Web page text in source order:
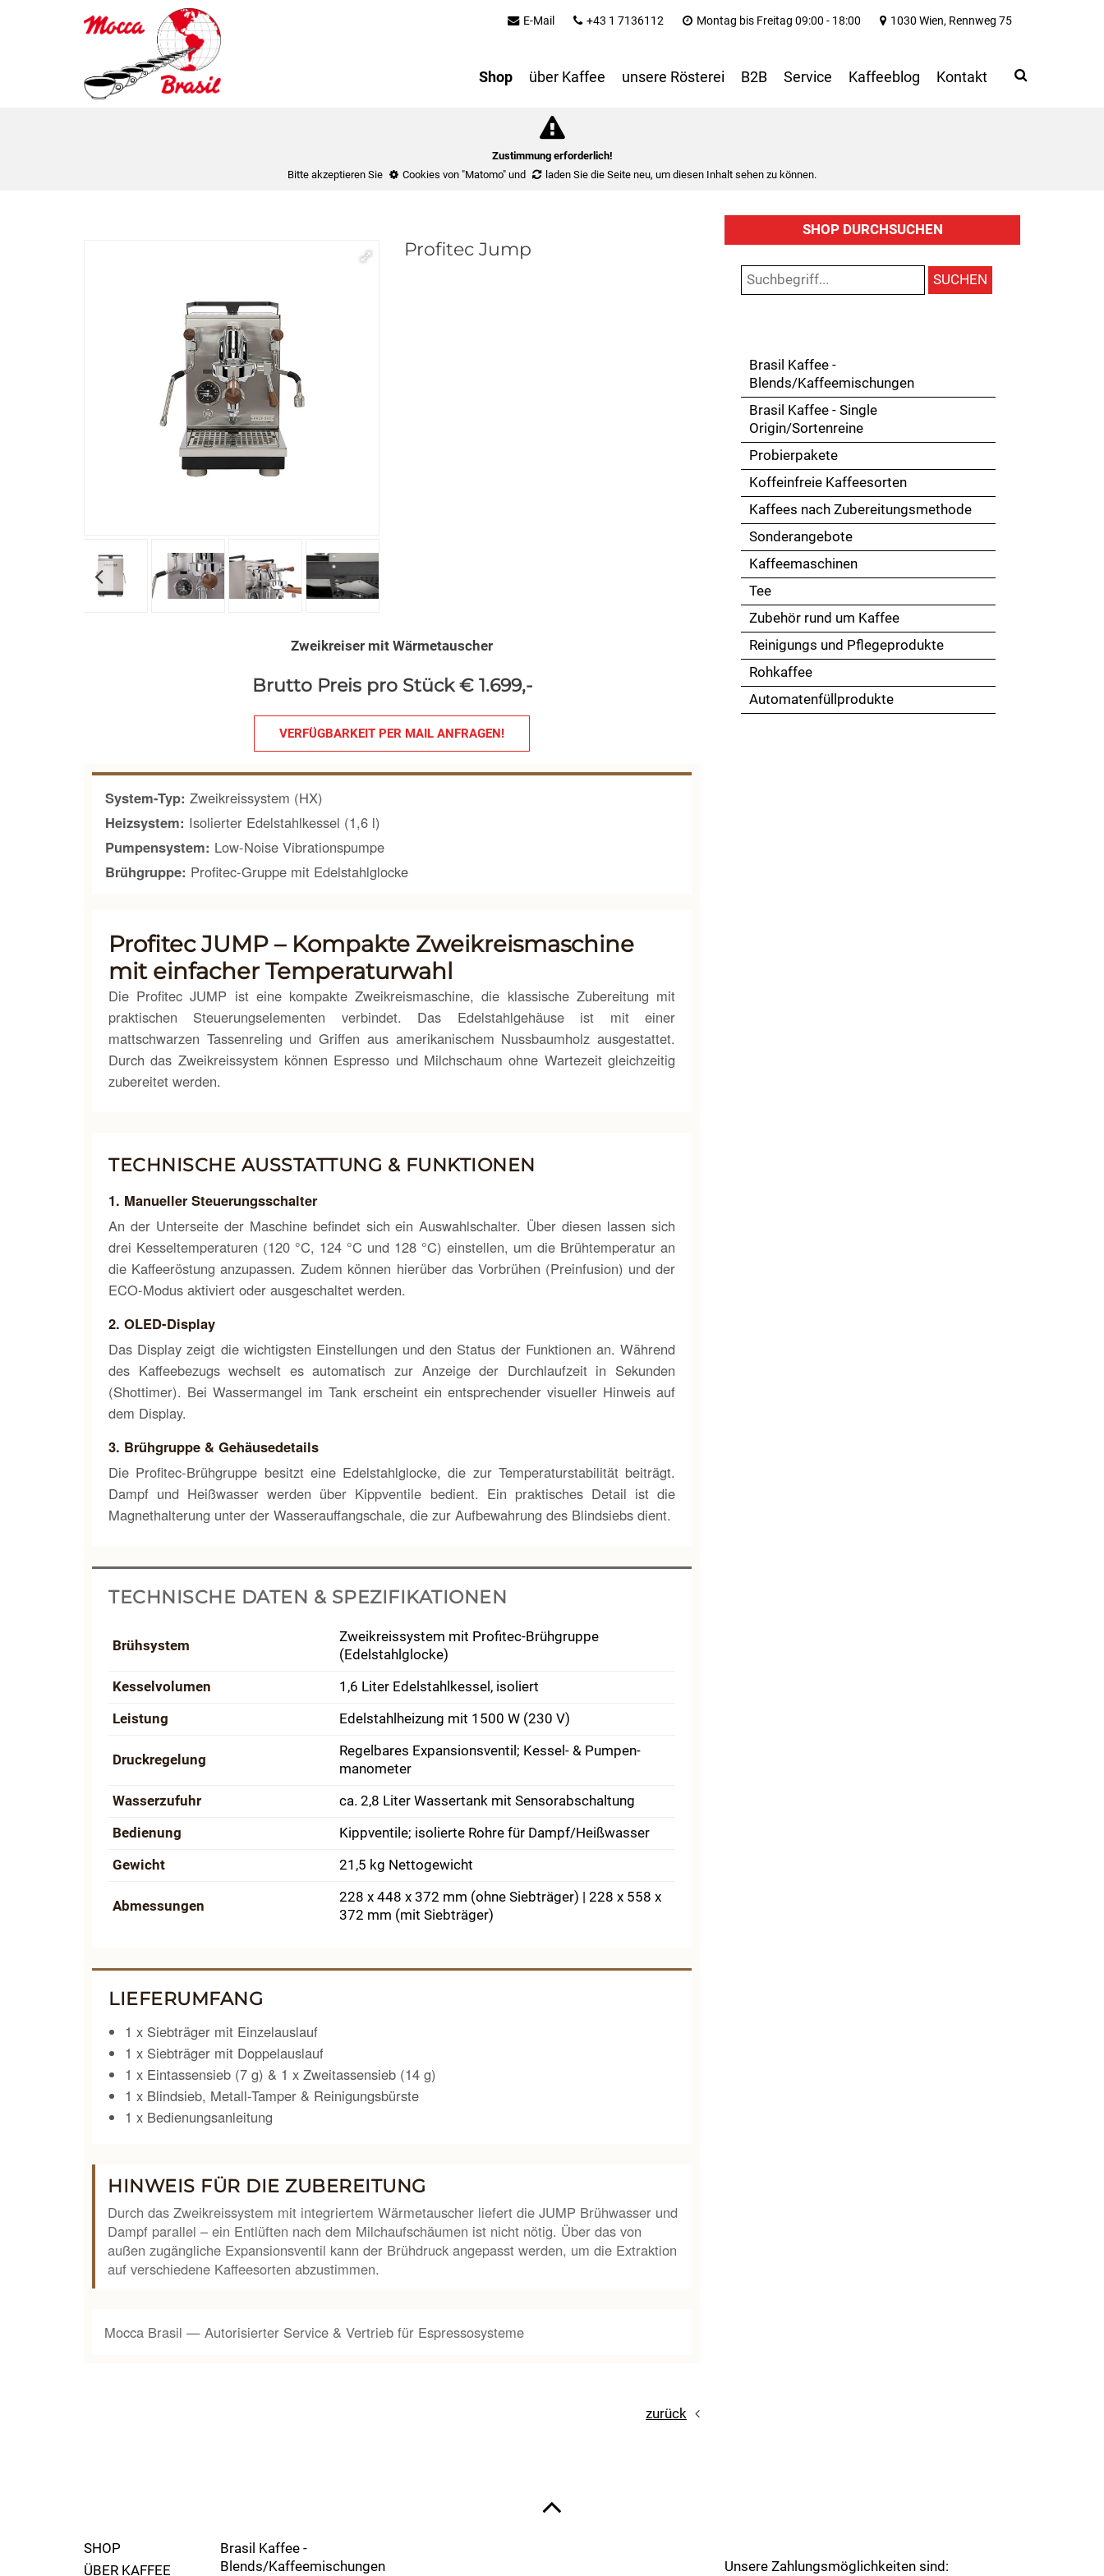
Zustimmung erforderlich!
Bitte akzeptieren Sie
Cookies von "Matomo" und laden Sie die Seite neu, um diesen Inhalt sehen zu können.
E-Mail +43 1 7136112 Montag bis Freitag 09:00 - 18:00 1030 Wien, Rennweg 75
Shop über Kaffee unsere Rösterei B2B Service Kaffeeblog Kontakt Search
Profitec Jump
Zweikreiser mit Wärmetauscher
Brutto Preis pro Stück € 1.699,-
VERFÜGBARKEIT PER MAIL ANFRAGEN!
System-Typ: Zweikreissystem (HX)
Heizsystem: Isolierter Edelstahlkessel (1,6 l)
Pumpensystem: Low-Noise Vibrationspumpe
Brühgruppe: Profitec-Gruppe mit Edelstahlglocke
Profitec JUMP – Kompakte Zweikreismaschine
mit einfacher Temperaturwahl
Die Profitec JUMP ist eine kompakte Zweikreismaschine, die klassische Zubereitung mit
praktischen Steuerungselementen verbindet. Das Edelstahlgehäuse ist mit einer
mattschwarzen Tassenreling und Griffen aus amerikanischem Nussbaumholz ausgestattet.
Durch das Zweikreissystem können Espresso und Milchschaum ohne Wartezeit gleichzeitig
zubereitet werden.
TECHNISCHE AUSSTATTUNG & FUNKTIONEN
1. Manueller Steuerungsschalter
An der Unterseite der Maschine befindet sich ein Auswahlschalter. Über diesen lassen sich
drei Kesseltemperaturen (120 °C, 124 °C und 128 °C) einstellen, um die Brühtemperatur an
die Kaffeeröstung anzupassen. Zudem können hierüber das Vorbrühen (Preinfusion) und der
ECO-Modus aktiviert oder ausgeschaltet werden.
2. OLED-Display
Das Display zeigt die wichtigsten Einstellungen und den Status der Funktionen an. Während
des Kaffeebezugs wechselt es automatisch zur Anzeige der Durchlaufzeit in Sekunden
(Shottimer). Bei Wassermangel im Tank erscheint ein entsprechender visueller Hinweis auf
dem Display.
3. Brühgruppe & Gehäusedetails
Die Profitec-Brühgruppe besitzt eine Edelstahlglocke, die zur Temperaturstabilität beiträgt.
Dampf und Heißwasser werden über Kippventile bedient. Ein praktisches Detail ist die
Magnethalterung unter der Wasserauffangschale, die zur Aufbewahrung des Blindsiebs dient.
TECHNISCHE DATEN & SPEZIFIKATIONEN
Brühsystem
Zweikreissystem mit Profitec-Brühgruppe
(Edelstahlglocke)
Kesselvolumen 1,6 Liter Edelstahlkessel, isoliert
Leistung Edelstahlheizung mit 1500 W (230 V)
Druckregelung
Regelbares Expansions­ventil; Kessel- & Pumpen­
manometer
Wasserzufuhr ca. 2,8 Liter Wassertank mit Sensor­abschaltung
Bedienung Kippventile; isolierte Rohre für Dampf/Heißwasser
Gewicht 21,5 kg Nettogewicht
Abmessungen
228 x 448 x 372 mm (ohne Siebträger) | 228 x 558 x
372 mm (mit Siebträger)
LIEFERUMFANG
1 x Siebträger mit Einzelauslauf
1 x Siebträger mit Doppelauslauf
1 x Eintassensieb (7 g) & 1 x Zweitassensieb (14 g)
1 x Blindsieb, Metall-Tamper & Reinigungsbürste
1 x Bedienungsanleitung
HINWEIS FÜR DIE ZUBEREITUNG
Durch das Zweikreissystem mit integriertem Wärmetauscher liefert die JUMP Brühwasser und
Dampf parallel – ein Entlüften nach dem Milchaufschäumen ist nicht nötig. Über das von
außen zugängliche Expansionsventil kann der Brühdruck angepasst werden, um die Extraktion
auf verschiedene Kaffeesorten abzustimmen.
Mocca Brasil — Autorisierter Service & Vertrieb für Espressosysteme
zurück
SHOP DURCHSUCHEN
SUCHEN
Brasil Kaffee -
Blends/Kaffeemischungen
Brasil Kaffee - Single
Origin/Sortenreine
Probierpakete
Koffeinfreie Kaffeesorten
Kaffees nach Zubereitungsmethode
Sonderangebote
Kaffeemaschinen
Tee
Zubehör rund um Kaffee
Reinigungs und Pflegeprodukte
Rohkaffee
Automatenfüllprodukte
SHOP
Brasil Kaffee -
Blends/Kaffeemischungen
ÜBER KAFFEE Unsere Zahlungsmöglichkeiten sind: